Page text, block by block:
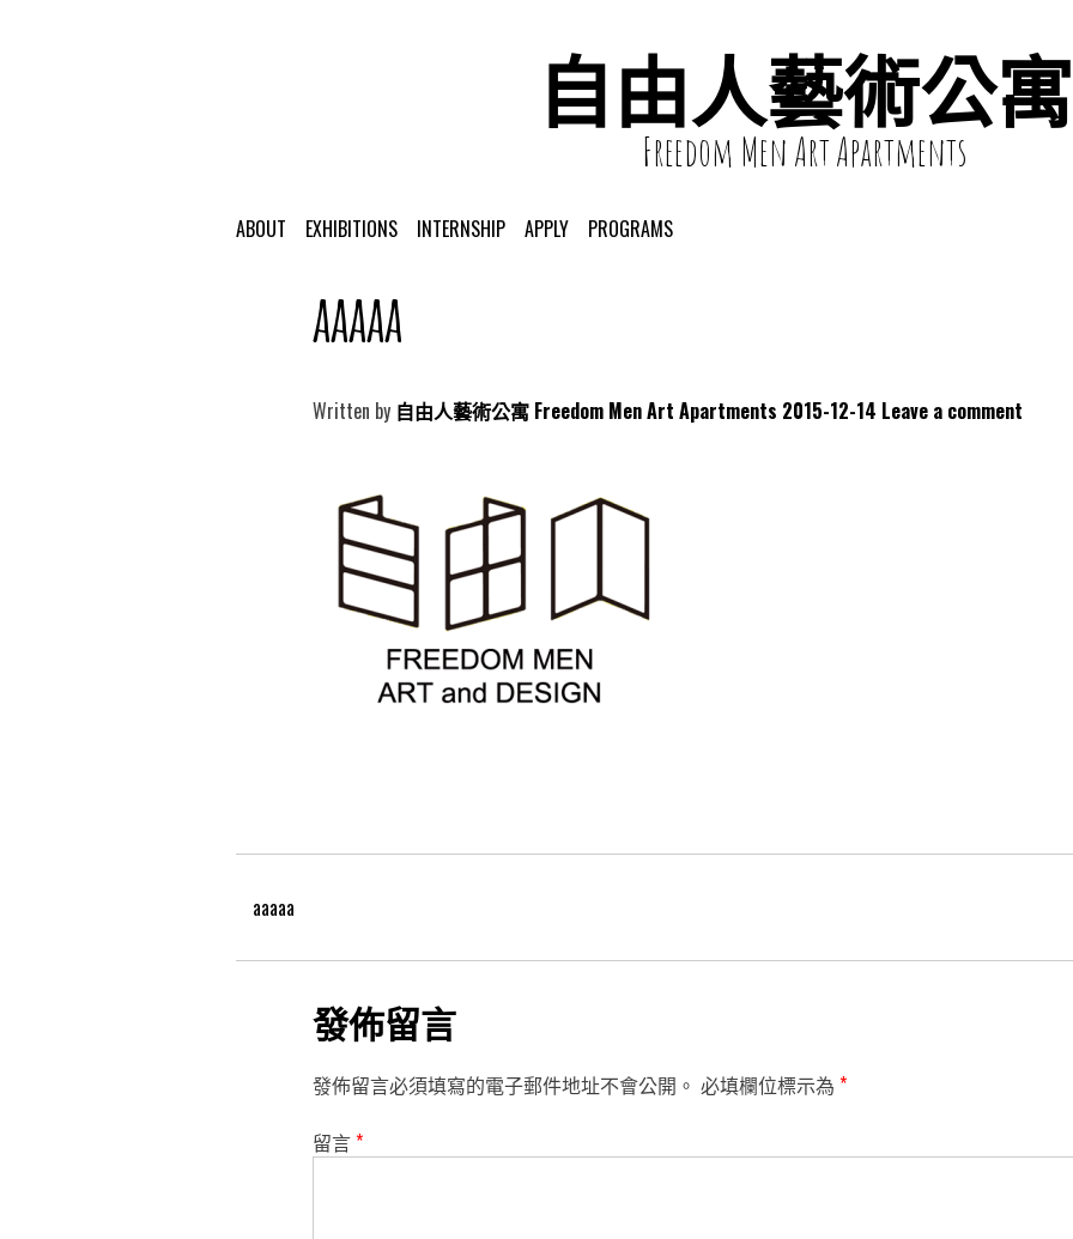
自由人藝術公寓
Freedom Men Art Apartments
ABOUT EXHIBITIONS INTERNSHIP APPLY PROGRAMS
aaaaa
Written by 自由人藝術公寓 Freedom Men Art Apartments 2015-12-14 Leave a comment
aaaaa
發佈留言
發佈留言必須填寫的電子郵件地址不會公開。 必填欄位標示為 *
留言*